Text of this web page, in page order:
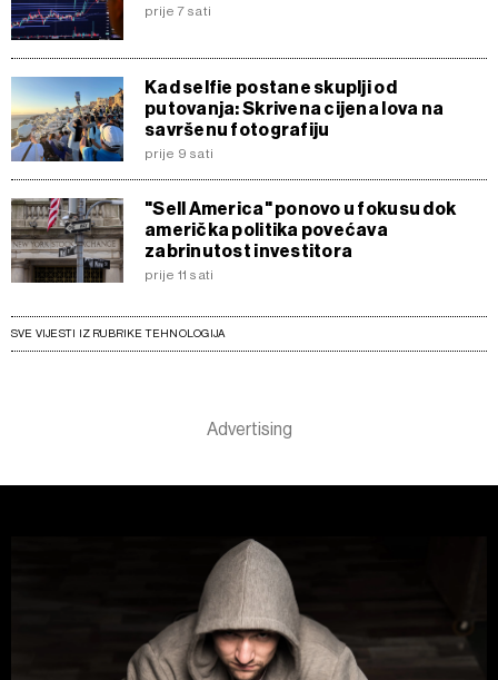
prije 7 sati
Kad selfie postane skuplji od
putovanja: Skrivena cijena lova na
savršenu fotografiju
prije 9 sati
"Sell America" ponovo u fokusu dok
američka politika povećava
zabrinutost investitora
prije 11 sati
SVE VIJESTI IZ RUBRIKE TEHNOLOGIJA